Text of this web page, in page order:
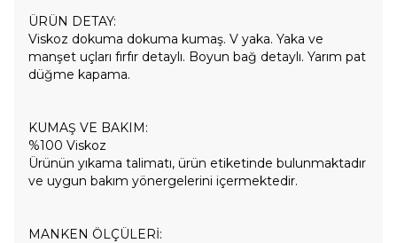
ÜRÜN DETAY:
Viskoz dokuma dokuma kumaş. V yaka. Yaka ve
manşet uçları fırfır detaylı. Boyun bağ detaylı. Yarım pat
düğme kapama.
KUMAŞ VE BAKIM:
%100 Viskoz
Ürünün yıkama talimatı, ürün etiketinde bulunmaktadır
ve uygun bakım yönergelerini içermektedir.
MANKEN ÖLÇÜLERİ: